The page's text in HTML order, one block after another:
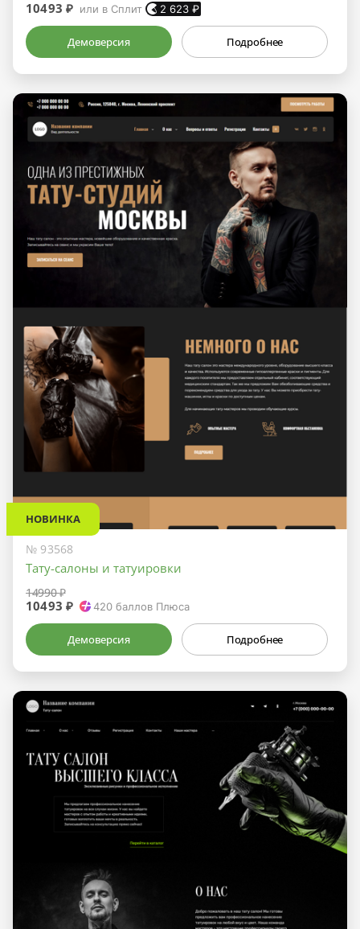
10493 ₽ или в Сплит 2 623 ₽
Демоверсия Подробнее
НОВИНКА
№ 93568
Тату-салоны и татуировки
14990 ₽
10493 ₽ 420 баллов Плюса
Демоверсия Подробнее